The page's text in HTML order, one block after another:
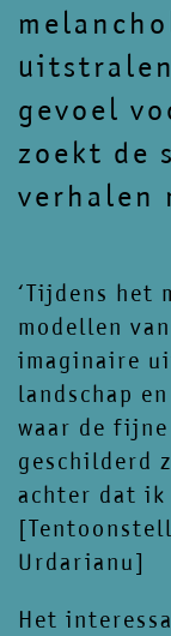
gevoel
zoekt de
verhalen
‘Tijdens het
modellen
imaginaire
landschap
waar de
geschilderd
achter dat ik
Urdarianu]
Het